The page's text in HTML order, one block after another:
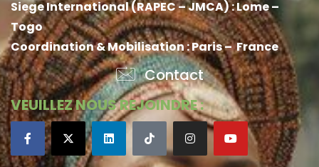
Siege International (RAPEC – JMCA) : Lome –
Togo
Coordination & Mobilisation : Paris – France
Contact
VEUILLEZ NOUS REJOINDRE :